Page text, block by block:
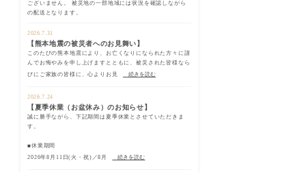
ございません。 被災地の一部地域には状況を確認しながら
の配送となります。
2026.7.31
【熊本地震の被災者へのお見舞い】
このたびの熊本地震により、お亡くなりになられた方々に謹
んでお悔やみを申し上げますとともに、被災された皆様なら
びにご家族の皆様に、心よりお見
続きを読む
2026.7.24
【夏季休業（お盆休み）のお知らせ】
誠に勝手ながら、下記期間は夏季休業とさせていただきま
す。
■休業期間
2026年8月11日(火・祝)／8月
続きを読む